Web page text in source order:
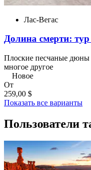
Лас-Вегас
Долина смерти:
Плоские песчаные дюны
многое другое
Новое
От
259,00 $
Показать все варианты
Пользователи